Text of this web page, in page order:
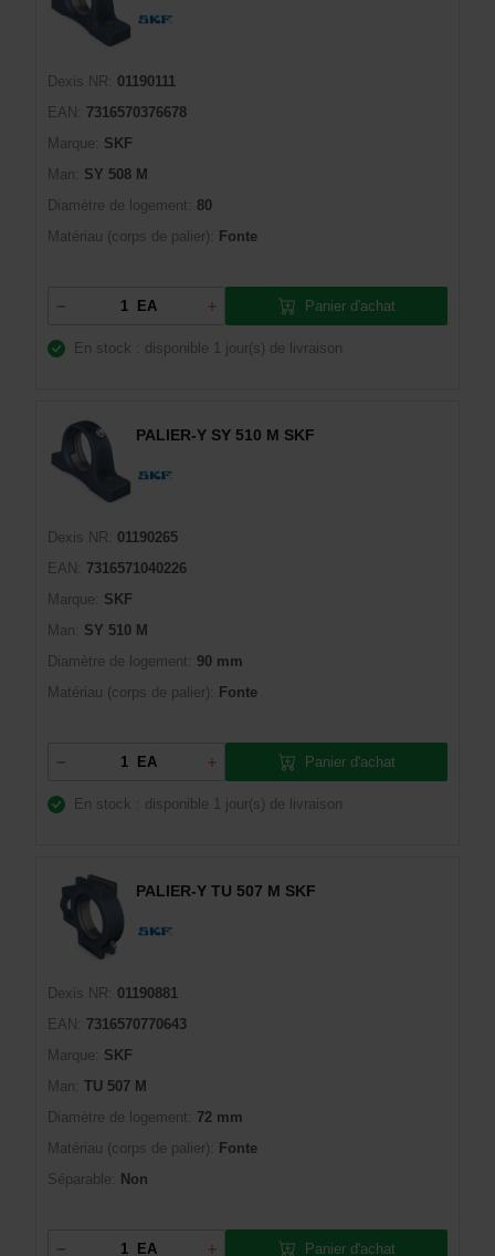
Dexis NR:
01190111
EAN:
7316570376678
Marque:
SKF
Man:
SY 508 M
Diamètre de logement:
80
Matériau (corps de palier):
Fonte
EA Panier d'achat
En stock : disponible 1 jour(s) de livraison
PALIER-Y SY 510 M SKF
Dexis NR:
01190265
EAN:
7316571040226
Marque:
SKF
Man:
SY 510 M
Diamètre de logement:
90 mm
Matériau (corps de palier):
Fonte
EA Panier d'achat
En stock : disponible 1 jour(s) de livraison
PALIER-Y TU 507 M SKF
Dexis NR:
01190881
EAN:
7316570770643
Marque:
SKF
Man: TU 507 M
Diamètre de logement:
72 mm
Matériau (corps de palier):
Fonte
Séparable:
Non
EA Panier d'achat